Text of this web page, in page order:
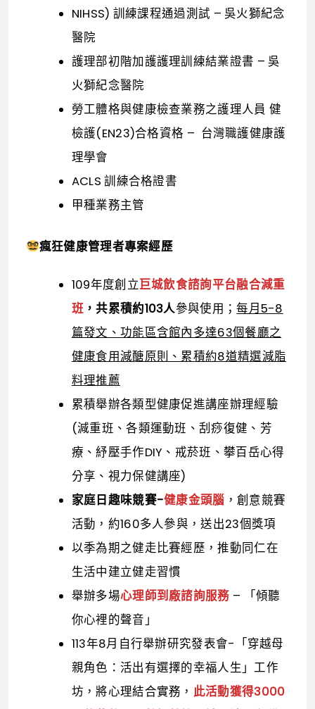
NIHSS) 訓練課程通過測試 – 吳火獅紀念
醫院
護理部初階加護護理訓練結業證書 – 吳
火獅紀念醫院
勞工體格與健康檢查業務之護理人員 健
檢護(EN23)合格資格 – 台灣職護健康護
理學會
ACLS 訓練合格證書
甲種業務主管
瘋狂健康管理者專案經歷
109年度創立巨城飲食諮詢平台融合減重
班 ，共累積約103人參與使用；每月5-8
篇發文、功能區含館內多達63個餐廳之
健康食用減醣原則、累積約8道精選減脂
料理推薦
累積舉辦各類型健康促進講座辦理經驗
(減重班、各類運動班、刮痧復健、芳
療、紓壓手作DIY、戒菸班、攀百岳心得
分享、視力保健講座)
家庭日趣味競賽-健康金頭腦 ，創意競賽
活動，約160多人參與，送出23個獎項
以季為期之健走比賽經歷，推動同仁在
生活中建立健走習慣
舉辦多場心理師到廠諮詢服務 – 「傾聽
你心裡的聲音」
113年8月自行舉辦研究發表會-「穿越母
親角色：活出有選擇的幸福人生」工作
坊，將心理結合實務， 此活動獲得3000